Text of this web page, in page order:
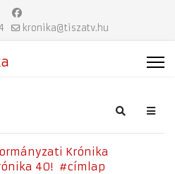
kronika@tiszatv.hu
Search
Krónika
40!
címlap